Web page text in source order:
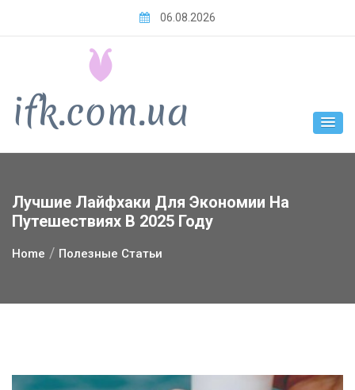
06.08.2026
Лучшие Лайфхаки Для Экономии На
Путешествиях В 2025 Году
Home Полезные Статьи